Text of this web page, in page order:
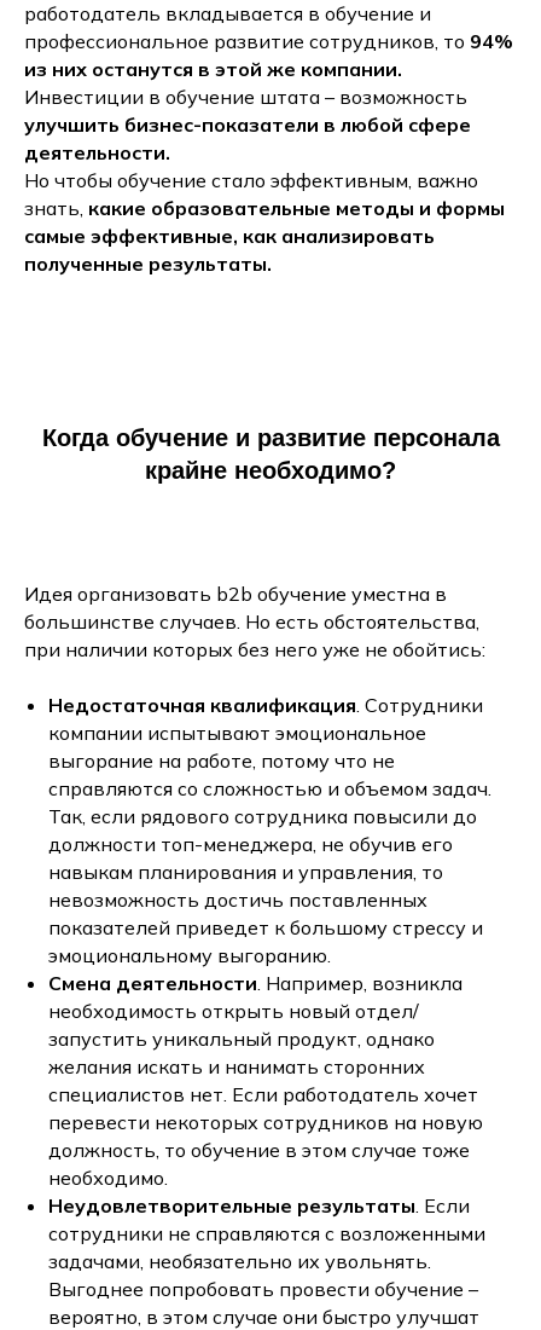
работодатель вкладывается в обучение и
профессиональное развитие сотрудников, то 94%
из них останутся в этой же компании.
Инвестиции в обучение штата – возможность
улучшить бизнес-показатели в любой сфере
деятельности.
Но чтобы обучение стало эффективным, важно
знать, какие образовательные методы и формы
самые эффективные, как анализировать
полученные результаты.
Когда обучение и развитие персонала
крайне необходимо?
Идея организовать b2b обучение уместна в
большинстве случаев. Но есть обстоятельства,
при наличии которых без него уже не обойтись:
Недостаточная квалификация. Сотрудники
компании испытывают эмоциональное
выгорание на работе, потому что не
справляются со сложностью и объемом задач.
Так, если рядового сотрудника повысили до
должности топ-менеджера, не обучив его
навыкам планирования и управления, то
невозможность достичь поставленных
показателей приведет к большому стрессу и
эмоциональному выгоранию.
Смена деятельности. Например, возникла
необходимость открыть новый отдел/
запустить уникальный продукт, однако
желания искать и нанимать сторонних
специалистов нет. Если работодатель хочет
перевести некоторых сотрудников на новую
должность, то обучение в этом случае тоже
необходимо.
Неудовлетворительные результаты. Если
сотрудники не справляются с возложенными
задачами, необязательно их увольнять.
Выгоднее попробовать провести обучение –
вероятно, в этом случае они быстро улучшат